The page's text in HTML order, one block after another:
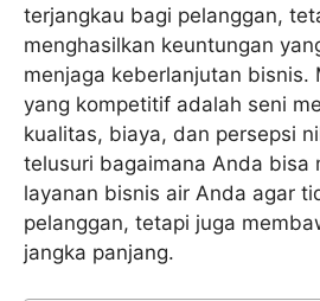
terjangkau bagi pelanggan,
menghasilkan keuntungan
menjaga keberlanjutan bisnis.
yang kompetitif adalah seni
kualitas, biaya, dan persepsi
telusuri bagaimana Anda bisa
layanan bisnis air Anda agar
pelanggan, tetapi juga
jangka panjang.